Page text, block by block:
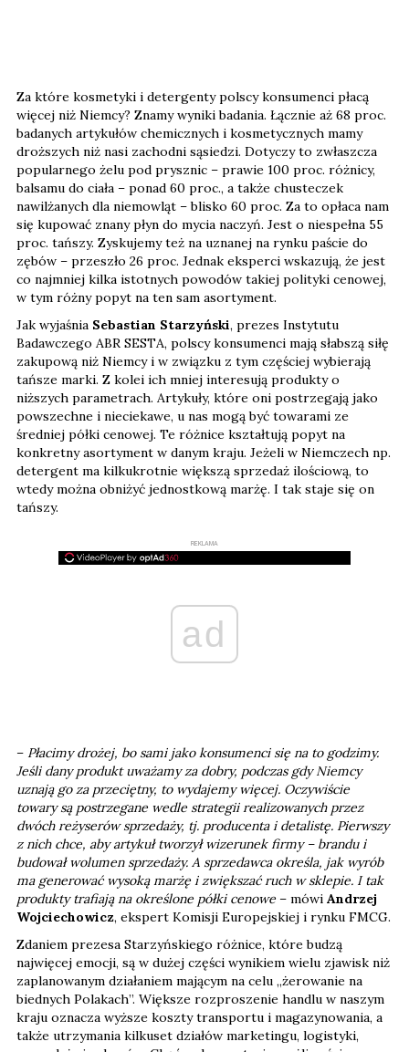
Za które kosmetyki i detergenty polscy konsumenci płacą
więcej niż Niemcy? Znamy wyniki badania. Łącznie aż 68 proc.
badanych artykułów chemicznych i kosmetycznych mamy
droższych niż nasi zachodni sąsiedzi. Dotyczy to zwłaszcza
popularnego żelu pod prysznic – prawie 100 proc. różnicy,
balsamu do ciała – ponad 60 proc., a także chusteczek
nawilżanych dla niemowląt – blisko 60 proc. Za to opłaca nam
się kupować znany płyn do mycia naczyń. Jest o niespełna 55
proc. tańszy. Zyskujemy też na uznanej na rynku paście do
zębów – przeszło 26 proc. Jednak eksperci wskazują, że jest
co najmniej kilka istotnych powodów takiej polityki cenowej,
w tym różny popyt na ten sam asortyment.
Jak wyjaśnia Sebastian Starzyński, prezes Instytutu
Badawczego ABR SESTA, polscy konsumenci mają słabszą siłę
zakupową niż Niemcy i w związku z tym częściej wybierają
tańsze marki. Z kolei ich mniej interesują produkty o
niższych parametrach. Artykuły, które oni postrzegają jako
powszechne i nieciekawe, u nas mogą być towarami ze
średniej półki cenowej. Te różnice kształtują popyt na
konkretny asortyment w danym kraju. Jeżeli w Niemczech np.
detergent ma kilkukrotnie większą sprzedaż ilościową, to
wtedy można obniżyć jednostkową marżę. I tak staje się on
tańszy.
REKLAMA
ad
– Płacimy drożej, bo sami jako konsumenci się na to godzimy.
Jeśli dany produkt uważamy za dobry, podczas gdy Niemcy
uznają go za przeciętny, to wydajemy więcej. Oczywiście
towary są postrzegane wedle strategii realizowanych przez
dwóch reżyserów sprzedaży, tj. producenta i detalistę. Pierwszy
z nich chce, aby artykuł tworzył wizerunek firmy – brandu i
budował wolumen sprzedaży. A sprzedawca określa, jak wyrób
ma generować wysoką marżę i zwiększać ruch w sklepie. I tak
produkty trafiają na określone półki cenowe – mówi Andrzej
Wojciechowicz, ekspert Komisji Europejskiej i rynku FMCG.
Zdaniem prezesa Starzyńskiego różnice, które budzą
najwięcej emocji, są w dużej części wynikiem wielu zjawisk niż
zaplanowanym działaniem mającym na celu „żerowanie na
biednych Polakach”. Większe rozproszenie handlu w naszym
kraju oznacza wyższe koszty transportu i magazynowania, a
także utrzymania kilkuset działów marketingu, logistyki,